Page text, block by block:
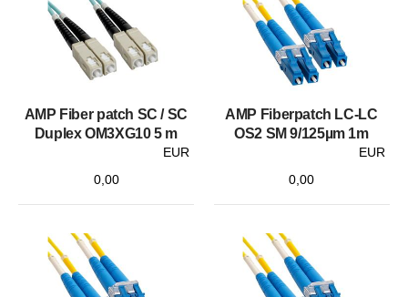
AMP Fiber patch SC / SC
Duplex OM3XG10 5 m
EUR
0,00
AMP Fiberpatch LC-LC
OS2 SM 9/125µm 1m
EUR
0,00